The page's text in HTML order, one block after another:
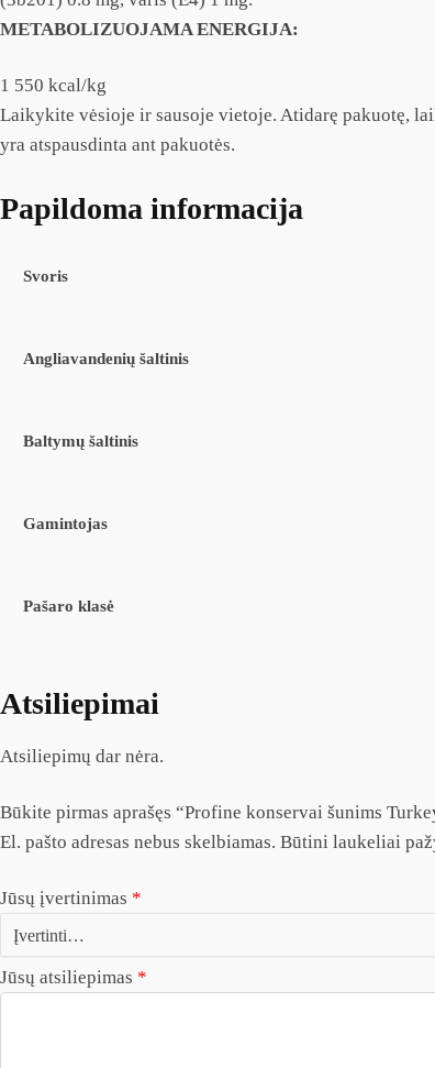
METABOLIZUOJAMA ENERGIJA:
1 550 kcal/kg
Laikykite vėsioje ir sausoje vietoje. Atidarę pakuotę,
yra atspausdinta ant pakuotės.
Papildoma informacija
Svoris
Angliavandenių šaltinis
Baltymų šaltinis
Gamintojas
Pašaro klasė
Atsiliepimai
Atsiliepimų dar nėra.
Būkite pirmas aprašęs “Profine konservai šunims
El. pašto adresas nebus skelbiamas. Būtini laukeliai
Jūsų įvertinimas *
Jūsų atsiliepimas *